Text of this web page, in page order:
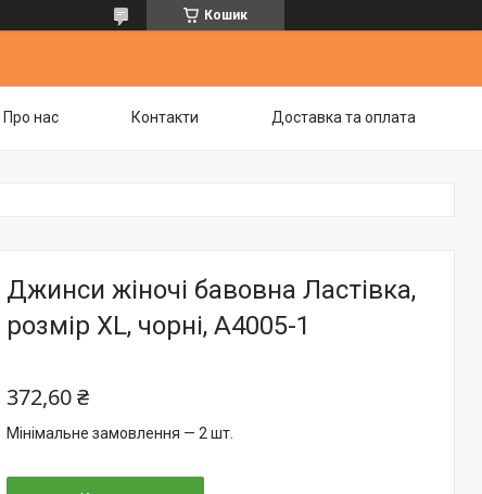
Кошик
Про нас Контакти Доставка та оплата
Джинси жіночі бавовна Ластівка,
розмір XL, чорні, А4005-1
372,60 ₴
Мінімальне замовлення — 2 шт.